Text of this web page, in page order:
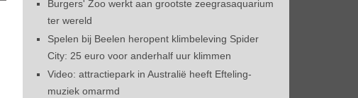
Burgers' Zoo werkt aan grootste zeegrasaquarium
ter wereld
Spelen bij Beelen heropent klimbeleving Spider
City: 25 euro voor anderhalf uur klimmen
Video: attractiepark in Australië heeft Efteling-
muziek omarmd